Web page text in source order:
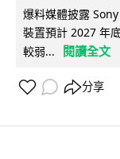
爆料媒體披露
裝置預計 2027 年
較弱...
閱讀全文
分享